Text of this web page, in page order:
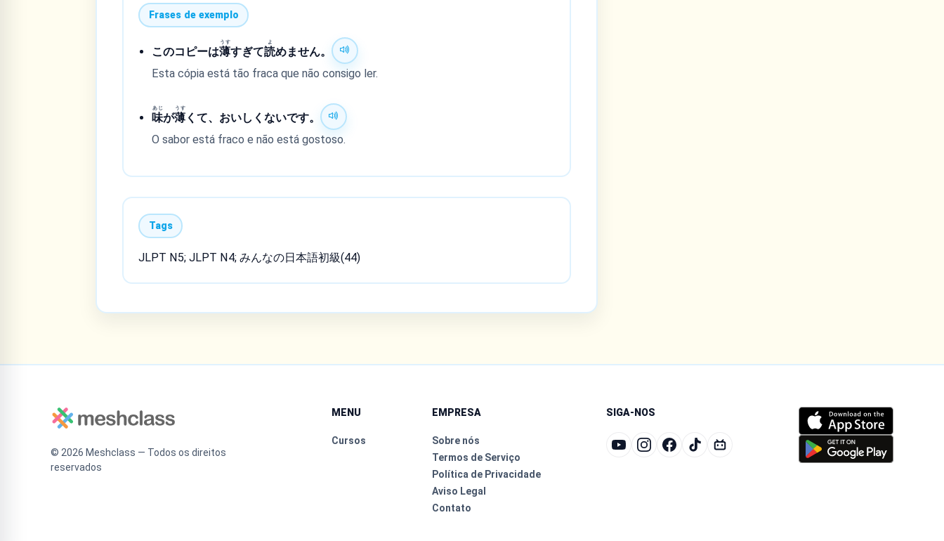
Frases de exemplo
このコピーは薄
うす
すぎて読
よ
めません。
Esta cópia está tão fraca que não consigo ler.
味
あじ
が薄
うす
くて、おいしくないです。
O sabor está fraco e não está gostoso.
Tags
JLPT N5; JLPT N4; みんなの日本語初級(44)
© 2026 Meshclass — Todos os direitos
reservados
MENU
Cursos
EMPRESA
Sobre nós
Termos de Serviço
Política de Privacidade
Aviso Legal
Contato
SIGA-NOS